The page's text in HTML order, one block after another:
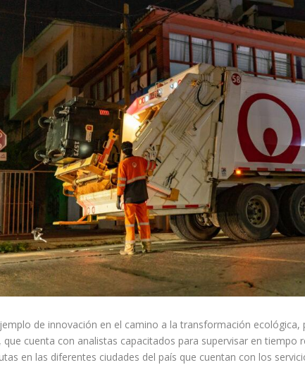
de innovación en el camino a la transformación
que cuenta con analistas capacitados para supervisar en tiempo
en las diferentes ciudades del país que cuentan con los